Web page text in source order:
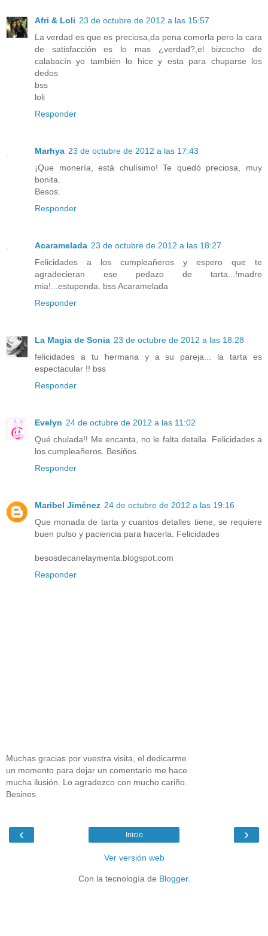
Afri & Loli 23 de octubre de 2012 a las 15:57
La verdad es que es preciosa,da pena comerla pero la cara
de satisfacción es lo mas ¿verdad?,el bizcocho de
calabacín yo también lo hice y esta para chuparse los
dedos
bss
loli
Responder
Marhya 23 de octubre de 2012 a las 17:43
¡Que monería, está chulísimo! Te quedó preciosa, muy
bonita.
Besos.
Responder
Acaramelada 23 de octubre de 2012 a las 18:27
Felicidades a los cumpleañeros y espero que te
agradecieran ese pedazo de tarta...!madre
mia!...estupenda. bss Acaramelada
Responder
La Magia de Sonia 23 de octubre de 2012 a las 18:28
felicidades a tu hermana y a su pareja... la tarta es
espectacular !! bss
Responder
Evelyn 24 de octubre de 2012 a las 11:02
Qué chulada!! Me encanta, no le falta detalla. Felicidades a
los cumpleañeros. Besiños.
Responder
Maribel Jiménez 24 de octubre de 2012 a las 19:16
Que monada de tarta y cuantos detalles tiene, se requiere
buen pulso y paciencia para hacerla. Felicidades
besosdecanelaymenta.blogspot.com
Responder
Muchas gracias por vuestra visita, el dedicarme
un momento para dejar un comentario me hace
mucha ilusión. Lo agradezco con mucho cariño.
Besines
‹ ›
Inicio
Ver versión web
Con la tecnología de Blogger.